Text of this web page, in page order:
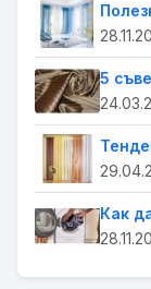
Как